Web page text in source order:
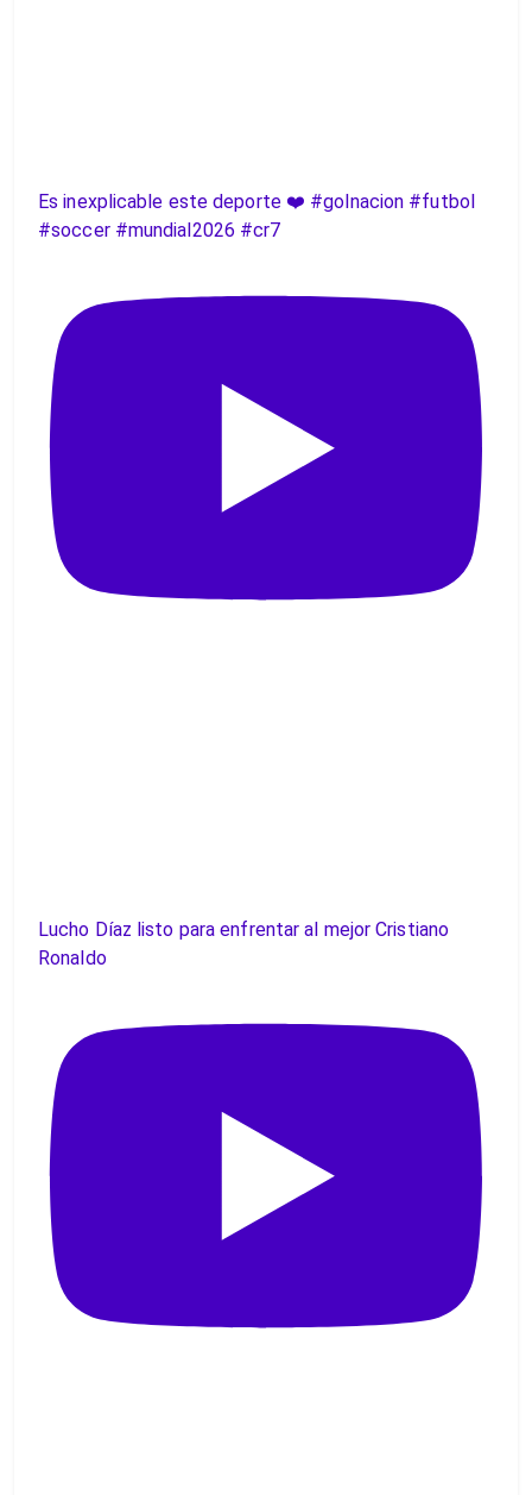
Es inexplicable este deporte ❤️ #golnacion #futbol
#soccer #mundial2026 #cr7
Lucho Díaz listo para enfrentar al mejor Cristiano
Ronaldo